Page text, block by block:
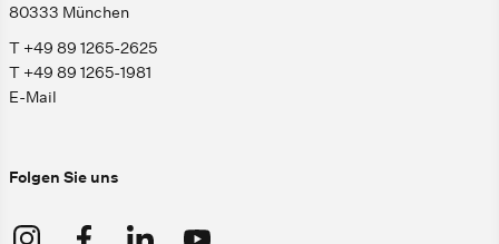
80333 München
T +49 89 1265-2625
T +49 89 1265-1981
E-Mail
Folgen Sie uns